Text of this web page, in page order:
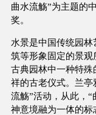
曲水流觞”为主题的
奖。
水景是中国传统园
筑等形象固定的景观
古典园林中一种特
祥的古老仪式。兰亭
流觞”活动，从此，
神意境融为一体的